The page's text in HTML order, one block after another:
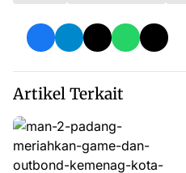
Artikel Terkait